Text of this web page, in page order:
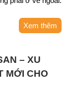
Xem thêm
– XU
MỚI CHO